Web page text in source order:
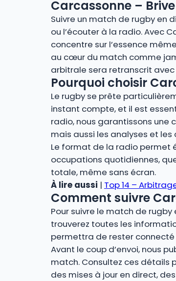
Carcassonne –
Suivre un match de rugby en
ou l’écouter à la radio. Avec
concentre sur l’essence
au cœur du match comme
arbitrale sera retranscrit
Pourquoi choisir
Le rugby se prête
instant compte, et il est
radio, nous garantissons une
mais aussi les analyses et
Le format de la radio permet
occupations quotidiennes,
totale, même sans écran.
À lire aussi | Top 14 –
Comment suivre
Pour suivre le match de
trouverez toutes les
permettra de rester connecté
Avant le coup d’envoi, nous
match. Consultez ces détails
des mises à jour en direct,